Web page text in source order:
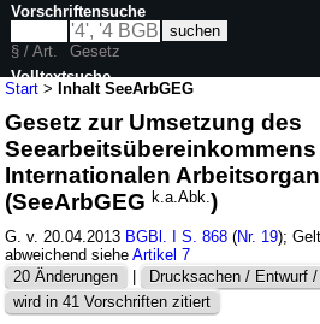
Start >Inhalt SeeArbGEG
Gesetz zur Umsetzung des
Seearbeitsübereinkommens
Internationalen
(SeeArbGEGk.a.Abk.)
G. v. 20.04.2013 BGBl. I S. 868 (Nr. 19);
abweichend sieheArtikel 7
20 Änderungen
| Drucksachen / Entwurf
wird in 41 Vorschriften zitiert
Vorschriftensuche
§ / Art.
Gesetz
Volltextsuche
nur in SeeArbGEG